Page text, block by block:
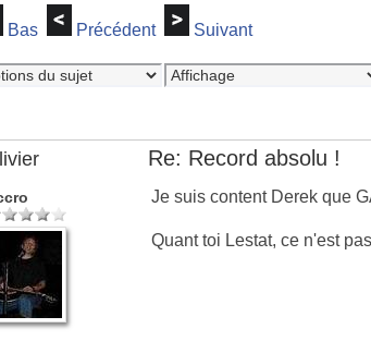
Bas Précédent Suivant
Re: Record absolu !
Je suis content Derek que
Quant toi Lestat, ce n'est